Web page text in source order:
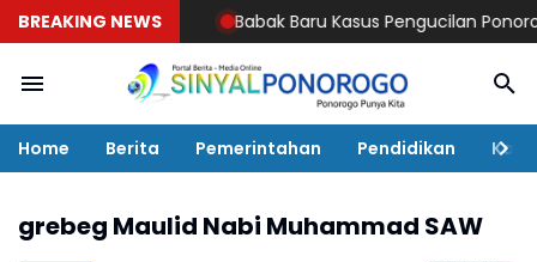
BREAKING NEWS Babak Baru Kasus Pengucilan
Home Berita Pemerintahan Pendidikan
grebeg Maulid Nabi Muhammad SAW